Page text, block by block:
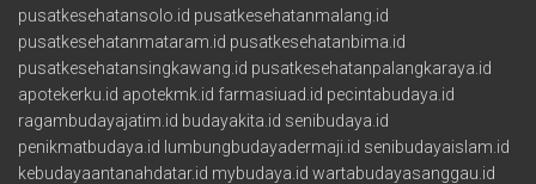
pusatkesehatansolo.id pusatkesehatanmalang.id
pusatkesehatanmataram.id pusatkesehatanbima.id
pusatkesehatansingkawang.id pusatkesehatanpalangkaraya.id
apotekerku.id apotekmk.id farmasiuad.id pecintabudaya.id
ragambudayajatim.id budayakita.id senibudaya.id
penikmatbudaya.id lumbungbudayadermaji.id senibudayaislam.id
kebudayaantanahdatar.id mybudaya.id wartabudayasanggau.id